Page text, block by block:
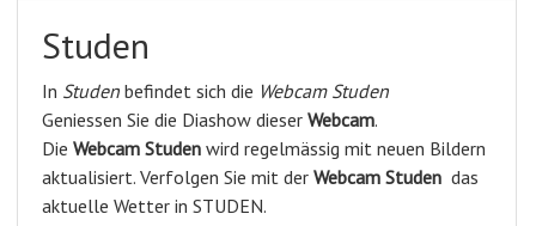
Studen
In Studen befindet sich die Webcam Studen
Geniessen Sie die Diashow dieser Webcam.
Die Webcam Studen wird regelmässig mit neuen Bildern
aktualisiert. Verfolgen Sie mit der Webcam Studen das
aktuelle Wetter in STUDEN.